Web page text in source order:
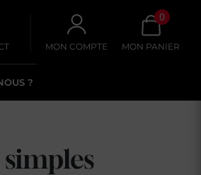
?
MON COMPTE
0
MON PANIER